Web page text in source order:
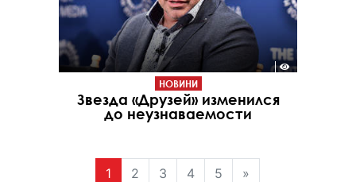
НОВИНИ
Звезда «Друзей» изменился
до неузнаваемости
1 2 3 4 5 »